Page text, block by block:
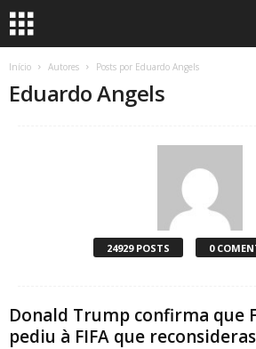
Início Autores Posts por Eduardo Angels
Eduardo Angels
24929 POSTS 0
Donald Trump confirma que
pediu à FIFA que